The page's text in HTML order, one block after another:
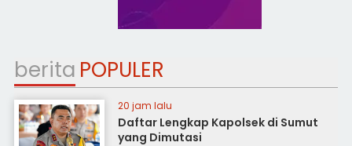
berita POPULER
20 jam lalu
Daftar Lengkap Kapolsek di Sumut
yang Dimutasi